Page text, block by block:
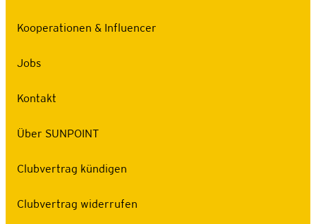
Kooperationen & Influencer
Jobs
Kontakt
Über SUNPOINT
Clubvertrag kündigen
Clubvertrag widerrufen